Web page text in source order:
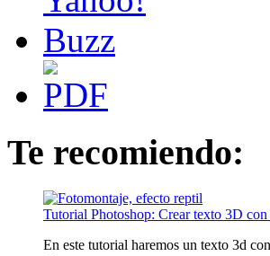
Te recomiendo:
Tutorial Photoshop: Crear texto 3D con
En este tutorial haremos un texto 3d